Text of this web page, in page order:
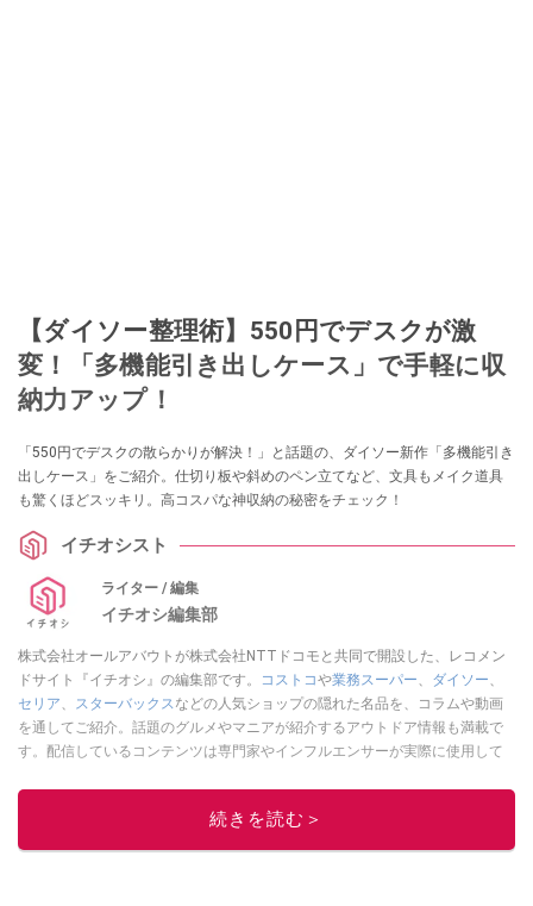
【ダイソー整理術】550円でデスクが激
変！「多機能引き出しケース」で手軽に収
納力アップ！
「550円でデスクの散らかりが解決！」と話題の、ダイソー新作「多機能引き
出しケース」をご紹介。仕切り板や斜めのペン立てなど、文具もメイク道具
も驚くほどスッキリ。高コスパな神収納の秘密をチェック！
イチオシスト
ライター / 編集
イチオシ編集部
株式会社オールアバウトが株式会社NTTドコモと共同で開設した、レコメン
ドサイト『イチオシ』の編集部です。
コストコや業務スーパー、 ダイソー、
セリア、 スターバックスなどの人気ショップの隠れた名品を、コラムや動画
を通してご紹介。話題のグルメやマニアが紹介するアウトドア情報も満載で
す。配信しているコンテンツは専門家やインフルエンサーが実際に使用して
ニュースでフォロー
続きを読む＞